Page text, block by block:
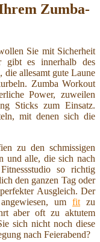
Zumba-
Sie mit Sicherheit
gibt es innerhalb des
die allesamt gute Laune
Zumba Workout
Power, zuweilen
Sticks zum Einsatz.
mit denen sich die
zu den schmissigen
und alle, die sich nach
so richtig
den ganzen Tag oder
Ausgleich. Der
um fit zu
aber oft zu aktutem
sich nicht noch diese
nach Feierabend?